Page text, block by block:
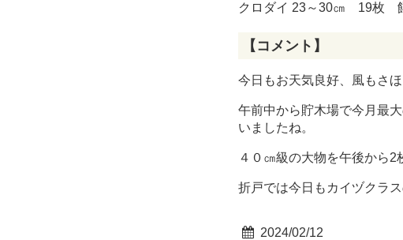
クロダイ 23～30㎝ 19枚
【コメント】
今日もお天気良好、風もさ
午前中から貯木場で今月最
いましたね。
４０㎝級の大物を午後から2
折戸では今日もカイヅクラ
2024/02/12